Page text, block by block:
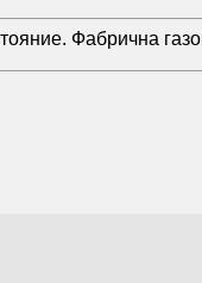
Фабрична